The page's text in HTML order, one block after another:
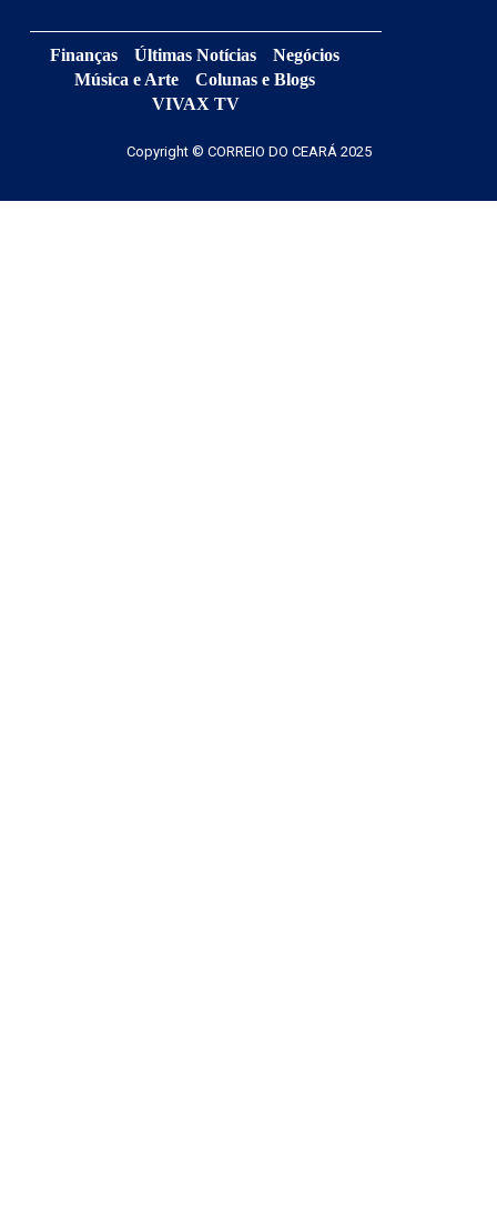
Finanças Últimas Notícias
Negócios
Música e Arte
Colunas e Blogs
VIVAX TV
Copyright © CORREIO DO CEARÁ 2025